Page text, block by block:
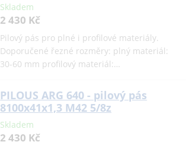
Skladem
2 430 Kč
Pilový pás pro plné i profilové materiály.
Doporučené řezné rozměry: plný materiál:
30-60 mm profilový materiál:…
PILOUS ARG 640 - pilový pás
8100x41x1,3 M42 5/8z
Skladem
2 430 Kč